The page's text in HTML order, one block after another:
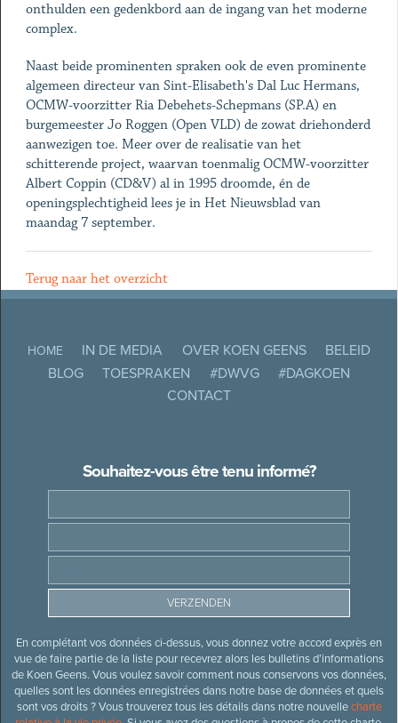
onthulden een gedenkbord aan de ingang van het moderne
complex.
Naast beide prominenten spraken ook de even prominente
algemeen directeur van Sint-Elisabeth's Dal Luc Hermans,
OCMW-voorzitter Ria Debehets-Schepmans (SP.A) en
burgemeester Jo Roggen (Open VLD) de zowat driehonderd
aanwezigen toe. Meer over de realisatie van het
schitterende project, waarvan toenmalig OCMW-voorzitter
Albert Coppin (CD&V) al in 1995 droomde, én de
openingsplechtigheid lees je in Het Nieuwsblad van
maandag 7 september.
Terug naar het overzicht
HOME IN DE MEDIA OVER KOEN GEENS
BELEID
BLOG
TOESPRAKEN #DWVG
#DAGKOEN
CONTACT
Souhaitez-vous être tenu informé?
En complétant vos données ci-dessus, vous donnez votre accord exprès en
vue de faire partie de la liste pour recevrez alors les bulletins d’informations
de Koen Geens. Vous voulez savoir comment nous conservons vos données,
quelles sont les données enregistrées dans notre base de données et quels
sont vos droits ? Vous trouverez tous les détails dans notre nouvellecharte